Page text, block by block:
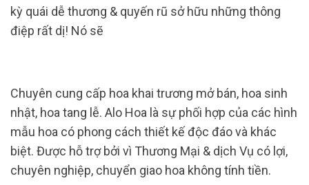
kỳ quái dễ thương & quyến rũ sở hữu những thông
điệp rất dị! Nó sẽ
Chuyên cung cấp hoa khai trương mở bán, hoa sinh
nhật, hoa tang lễ. Alo Hoa là sự phối hợp của các hình
mẫu hoa có phong cách thiết kế độc đáo và khác
biệt. Được hỗ trợ bởi vì Thương Mại & dịch Vụ có lợi,
chuyên nghiệp, chuyển giao hoa không tính tiền.